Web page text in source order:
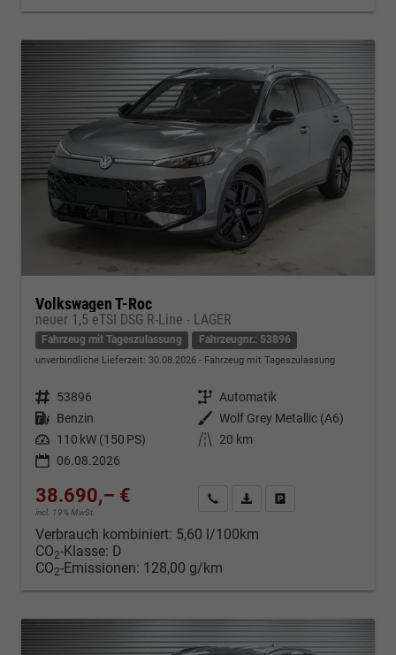
Volkswagen T-Roc
neuer 1,5 eTSI DSG R-Line - LAGER
Fahrzeug mit Tageszulassung Fahrzeugnr.: 53896
unverbindliche Lieferzeit: 30.08.2026 Fahrzeug mit Tageszulassung
Fahrzeugnr. 53896 Getriebe Automatik
Kraftstoff Benzin Außenfarbe Wolf Grey Metallic (A6)
Leistung 110 kW (150 PS) Kilometerstand
20 km
06.08.2026
38.690,– €
incl. 19% MwSt.
Kontakt & Angebot anfordern
PDF-Datei, Fahrzeugexposé
Verbrauch kombiniert: 5,60 l/100km
CO2-Klasse: D
CO2-Emissionen: 128,00 g/km